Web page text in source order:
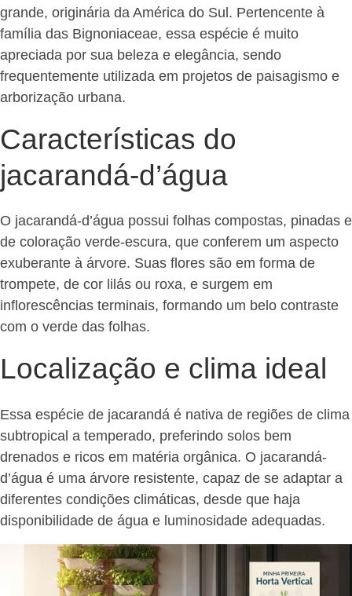
grande, originária da América do Sul. Pertencente à
família das Bignoniaceae, essa espécie é muito
apreciada por sua beleza e elegância, sendo
frequentemente utilizada em projetos de paisagismo e
arborização urbana.
Características do
jacarandá-d’água
O jacarandá-d’água possui folhas compostas, pinadas e
de coloração verde-escura, que conferem um aspecto
exuberante à árvore. Suas flores são em forma de
trompete, de cor lilás ou roxa, e surgem em
inflorescências terminais, formando um belo contraste
com o verde das folhas.
Localização e clima ideal
Essa espécie de jacarandá é nativa de regiões de clima
subtropical a temperado, preferindo solos bem
drenados e ricos em matéria orgânica. O jacarandá-
d’água é uma árvore resistente, capaz de se adaptar a
diferentes condições climáticas, desde que haja
disponibilidade de água e luminosidade adequadas.